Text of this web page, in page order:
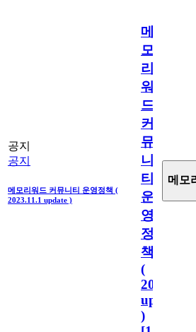
공지
공지
메모리워드 커뮤니티 운영정책 (
2023.11.1 update )
메
모
리
워
드
커
뮤
니
티
운
영
정
책
(
2023.11.1
update
)
메모